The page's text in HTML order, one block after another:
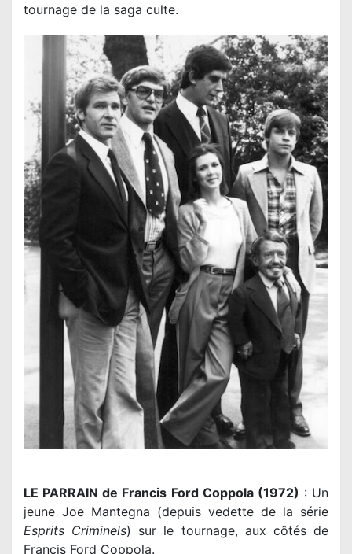
tournage de la saga culte.
LE PARRAIN de Francis Ford Coppola (1972) : Un
jeune Joe Mantegna (depuis vedette de la série
Esprits Criminels) sur le tournage, aux côtés de
Francis Ford Coppola.